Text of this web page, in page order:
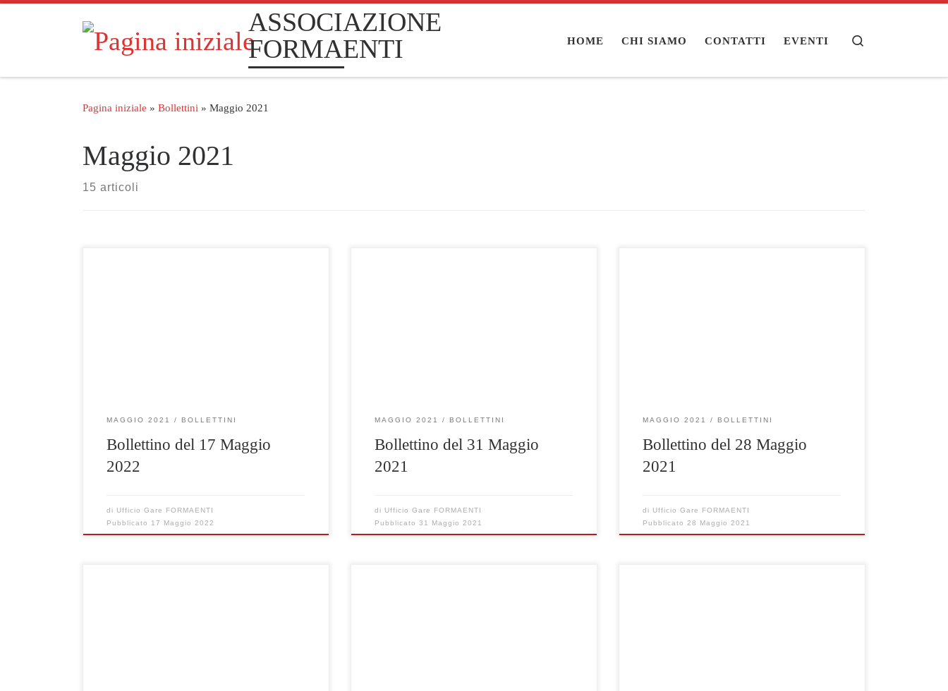
Passa al contenuto
ASSOCIAZIONE
FORMAENTI
HOME CHI SIAMO CONTATTI EVENTI
Pagina iniziale » Bollettini » Maggio 2021
Maggio 2021
15 articoli
MAGGIO 2021 BOLLETTINI
Bollettino del 17 Maggio
2022
di Ufficio Gare FORMAENTI
Pubblicato 17 Maggio 2022
MAGGIO 2021 BOLLETTINI
Bollettino del 31 Maggio
2021
di Ufficio Gare FORMAENTI
Pubblicato31 Maggio 2021
MAGGIO 2021 BOLLETTINI
Bollettino del 28 Maggio
2021
di Ufficio Gare FORMAENTI
Pubblicato28 Maggio 2021